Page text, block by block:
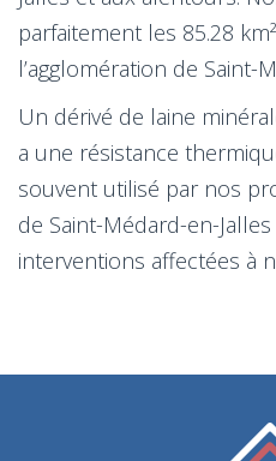
parfaitement les 85.28
l’agglomération de Saint-
Un dérivé de laine
a une résistance
souvent utilisé par nos
de Saint-Médard-en-
interventions affectées à